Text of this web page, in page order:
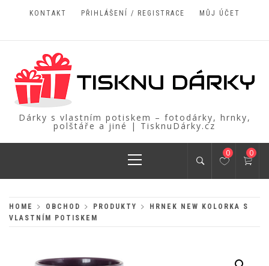
KONTAKT PŘIHLÁŠENÍ / REGISTRACE MŮJ ÚČET
Dárky s vlastním potiskem – fotodárky, hrnky,
polštáře a jiné | TisknuDárky.cz
Menu
0 0
HOME OBCHOD PRODUKTY
HRNEK NEW KOLORKA S
VLASTNÍM POTISKEM